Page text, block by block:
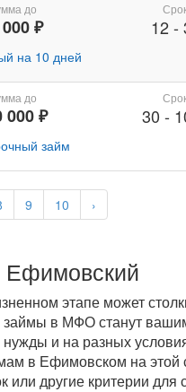
9 10 ›
до
₽
на 10 дней
12-
до
000 ₽
займ
30 -
Ефимовский
этапе может
в МФО станут
и на разных
в Ефимовском на этой
или другие критерии для